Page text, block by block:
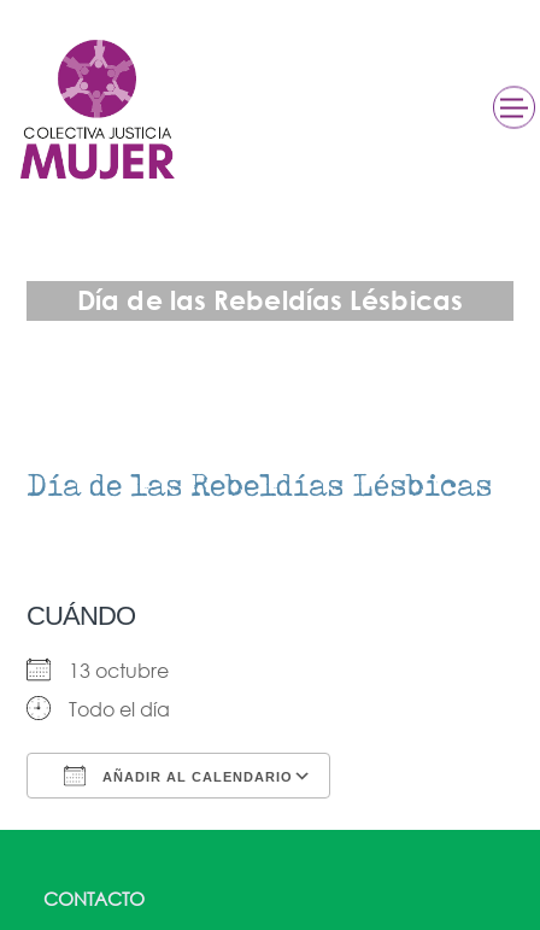
Día de las Rebeldías Lésbicas
Día de las Rebeldías Lésbicas
CUÁNDO
13 octubre
Todo el día
AÑADIR AL CALENDARIO
CONTACTO